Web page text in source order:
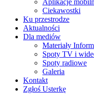
Aplikacje
Ciekawostki
Ku przestrodze
Aktualności
Dla mediów
Materiały
Spoty TV i
Spoty radiowe
Galeria
Kontakt
Zgłoś Usterkę